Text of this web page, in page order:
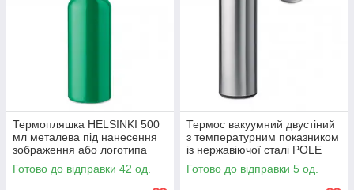
Термопляшка HELSINKI 500
мл металева під нанесення
зображення або логотипа
265, Зелений
Готово до відправки 42 од.
Термос вакуумний двустіний
з температурним показником
із нержавіючої сталі POLE
450 мл
Готово до відправки 5 од.